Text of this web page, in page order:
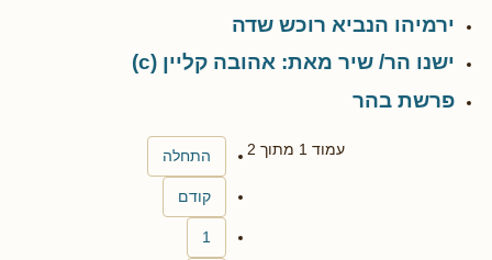
ירמיהו הנביא רוכש שדה
ישנו הר/ שיר מאת: אהובה קליין (c)
פרשת בהר
עמוד 1 מתוך 2 התחלה
קודם
1